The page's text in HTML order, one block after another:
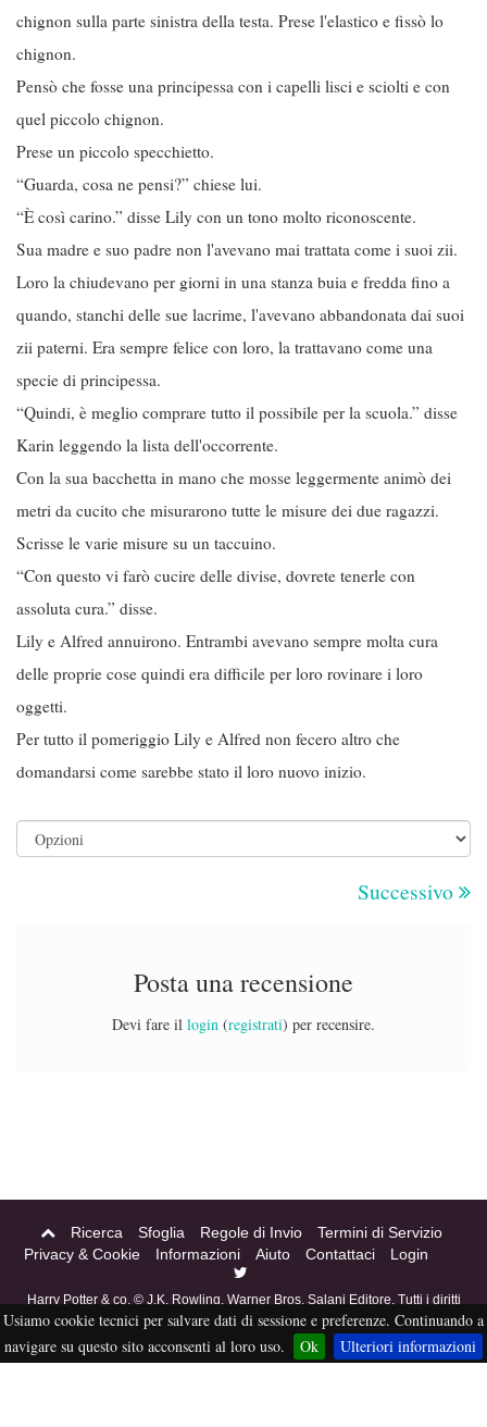
chignon sulla parte sinistra della testa. Prese l'elastico e fissò lo
chignon.
Pensò che fosse una principessa con i capelli lisci e sciolti e con
quel piccolo chignon.
Prese un piccolo specchietto.
“Guarda, cosa ne pensi?” chiese lui.
“È così carino.” disse Lily con un tono molto riconoscente.
Sua madre e suo padre non l'avevano mai trattata come i suoi zii.
Loro la chiudevano per giorni in una stanza buia e fredda fino a
quando, stanchi delle sue lacrime, l'avevano abbandonata dai suoi
zii paterni. Era sempre felice con loro, la trattavano come una
specie di principessa.
“Quindi, è meglio comprare tutto il possibile per la scuola.” disse
Karin leggendo la lista dell'occorrente.
Con la sua bacchetta in mano che mosse leggermente animò dei
metri da cucito che misurarono tutte le misure dei due ragazzi.
Scrisse le varie misure su un taccuino.
“Con questo vi farò cucire delle divise, dovrete tenerle con
assoluta cura.” disse.
Lily e Alfred annuirono. Entrambi avevano sempre molta cura
delle proprie cose quindi era difficile per loro rovinare i loro
oggetti.
Per tutto il pomeriggio Lily e Alfred non fecero altro che
domandarsi come sarebbe stato il loro nuovo inizio.
Successivo
Posta una recensione
Devi fare il login (registrati) per recensire.
Ricerca Sfoglia Regole di Invio
Termini di Servizio
Privacy & Cookie
Informazioni Aiuto Contattaci Login
Harry Potter & co. © J.K. Rowling, Warner Bros, Salani Editore. Tutti i diritti
riservati. Acciofanfiction © 2004-2016. Questo sito non è a scopo di lucro,
tutti i materiali in esso contenuti sono stati creati per puro divertimento, e
sono proprietà dei rispettivi autori, non pubblicabili altrove senza esplicito
Usiamo cookie tecnici per salvare dati di sessione e preferenze. Continuando a
navigare su questo sito acconsenti al loro uso.
Ok Ulteriori informazioni